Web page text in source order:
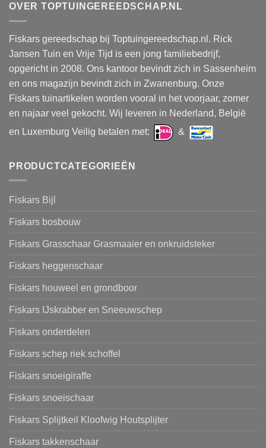
OVER TOPTUINGEREEDSCHAP.NL
Fiskars gereedschap bij Toptuingereedschap.nl. Rick
Jansen Tuin en Vrije Tijd is een jong familiebedrijf,
opgericht in 2008. Ons kantoor bevindt zich in Sassenheim
en ons magazijn bevindt zich in Zwanenburg. Onze
Fiskars tuinartikelen worden vooral in het voorjaar, zomer
en najaar veel gekocht. Wij leveren in Nederland, België
en Luxemburg Veilig betalen met:
&
PRODUCTCATEGORIEËN
Fiskars Bijl
Fiskars bosbouw
Fiskars Grasschaar Grasmaaier en onkruidsteker
Fiskars heggenschaar
Fiskars houweel en grondboor
Fiskars IJskrabber en Sneeuwschep
Fiskars onderdelen
Fiskars schep riek schoffel
Fiskars snoeigiraffe
Fiskars snoeischaar
Fiskars Splijtkeil Kloofwig Houtsplijter
Fiskars takkenschaar